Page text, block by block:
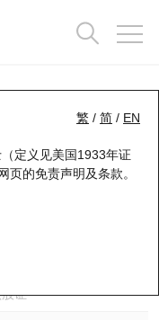
繁 / 简 / EN
定义见美国1933年证
页的免责声明及条款。
中国有限公司
证